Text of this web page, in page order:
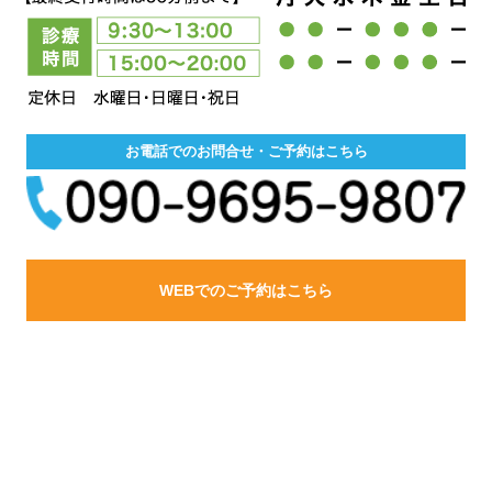
お電話でのお問合せ・ご予約はこちら
WEBでのご予約はこちら